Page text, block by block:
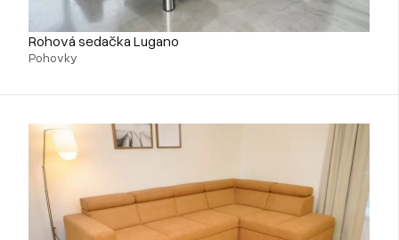
Rohová sedačka Lugano
Pohovky